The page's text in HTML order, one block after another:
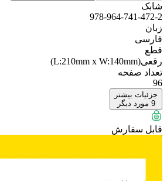
شابک
978-964-741-472-2
زبان
فارسی
قطع
رقعی(L:210mm x W:140mm)
تعداد صفحه
96
جزئیات بیشتر
9 مورد دیگر
قابل سفارش